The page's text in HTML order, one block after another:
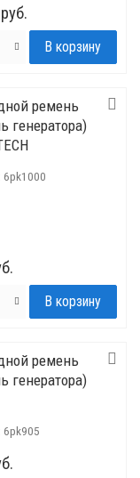
руб.
ремень
генератора)
6pk1000
ремень
генератора)
6pk905